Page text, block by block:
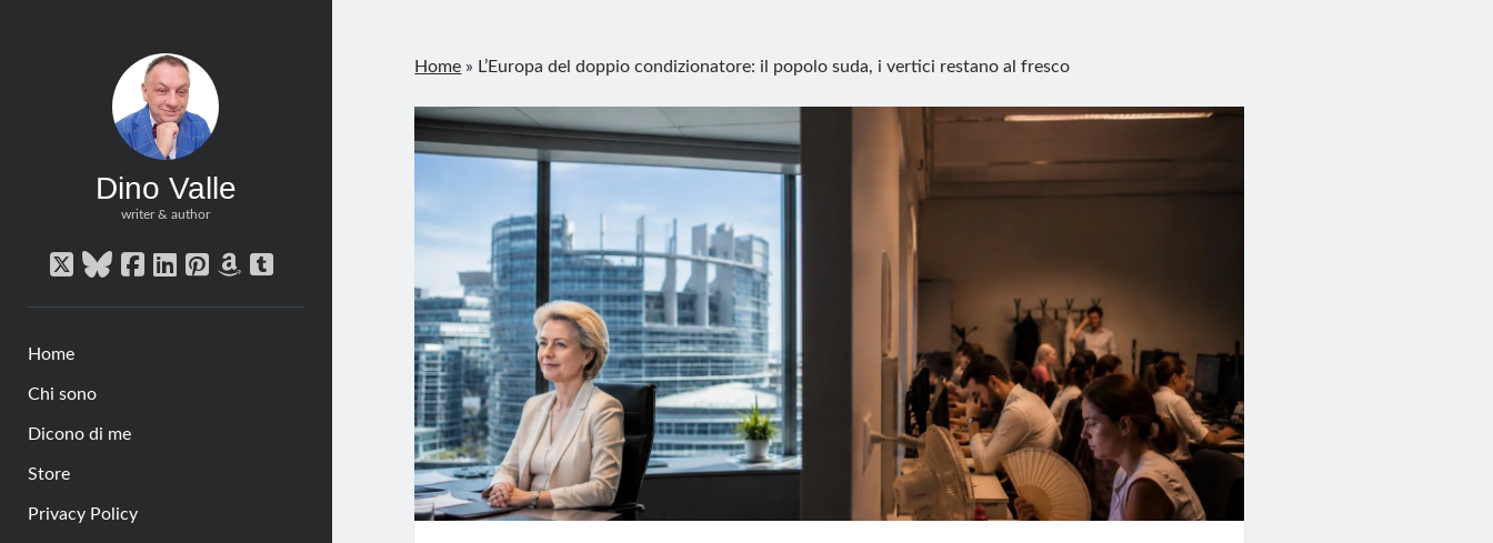
Dino Valle
writer & author
twitterbluesky
facebook
linkedin
pinterest
amazon
tumblr
Home
Chi sono
Dicono di me
Store
Privacy Policy
Home » L’Europa del doppio condizionatore: il popolo suda, i vertici restano al fresco